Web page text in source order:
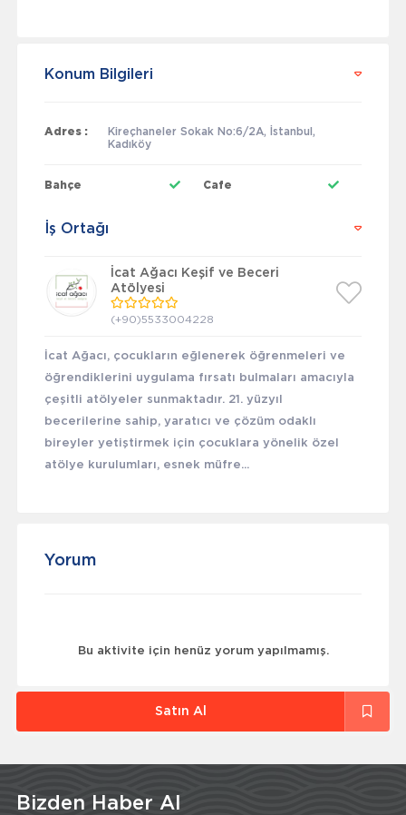
Konum Bilgileri
Adres :
Kireçhaneler Sokak No:6/2A, İstanbul,
Kadıköy
Bahçe Cafe
İş Ortağı
İcat Ağacı Keşif ve Beceri
Atölyesi
(+90)5533004228
İcat Ağacı, çocukların eğlenerek öğrenmeleri ve
öğrendiklerini uygulama fırsatı bulmaları amacıyla
çeşitli atölyeler sunmaktadır. 21. yüzyıl
becerilerine sahip, yaratıcı ve çözüm odaklı
bireyler yetiştirmek için çocuklara yönelik özel
atölye kurulumları, esnek müfre...
Yorum
Bu aktivite için henüz yorum yapılmamış.
Satın Al
Bizden Haber Al